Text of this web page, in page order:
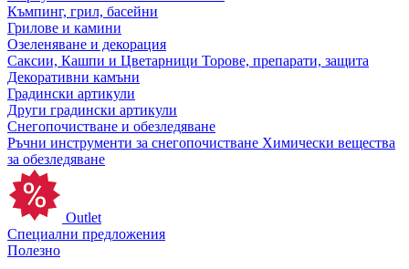
Къмпинг, грил, басейни
Грилове и камини
Озеленяване и декорация
Саксии, Кашпи и Цветарници Торове, препарати, защита
Декоративни камъни
Градински артикули
Други градински артикули
Снегопочистване и обезледяване
Ръчни инструменти за снегопочистване Химически вещества
за обезледяване
Outlet
Специални предложения
Полезно